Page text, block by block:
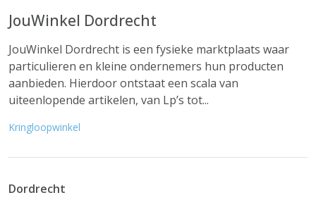
JouWinkel Dordrecht
JouWinkel Dordrecht is een fysieke marktplaats waar
particulieren en kleine ondernemers hun producten
aanbieden. Hierdoor ontstaat een scala van
uiteenlopende artikelen, van Lp’s tot...
Kringloopwinkel
Dordrecht